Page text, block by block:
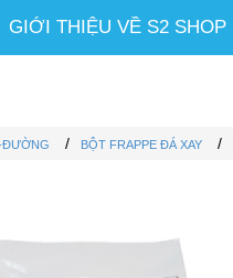
GIỚI THIỆU VỀ S2 SHOP
ĐƯỜNG / BỘT FRAPPE ĐÁ XAY /